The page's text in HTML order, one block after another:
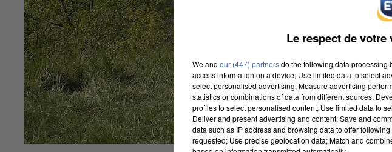
Le respect de
We and our (447) partnersdo the following data processing
access information on a device; Use limited data to select
select personalised advertising; Measure advertising
statistics or combinations of data from different sources;
profiles to select personalised content; Use limited data to
Deliver and present advertising and content; Save and
data such as IP address and browsing data to offer
requested; Use precise geolocation data; Match and